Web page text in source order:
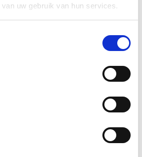
uw gebruik van hun services.